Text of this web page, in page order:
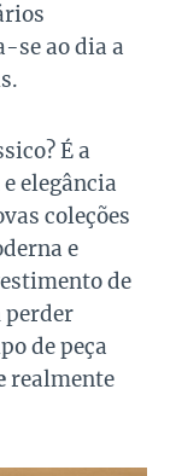
se ao dia a
É a
elegância
coleções
e
de
perder
de peça
realmente